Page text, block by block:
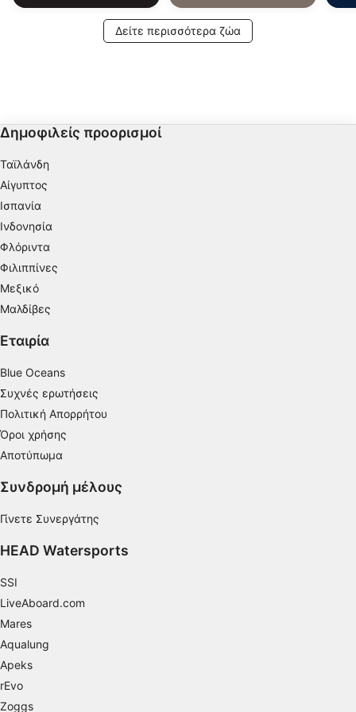
Δείτε περισσότερα ζώα
Δημοφιλείς προορισμοί
Ταϊλάνδη
Αίγυπτος
Ισπανία
Ινδονησία
Φλόριντα
Φιλιππίνες
Μεξικό
Μαλδίβες
Εταιρία
Blue Oceans
Συχνές ερωτήσεις
Πολιτική Απορρήτου
Όροι χρήσης
Αποτύπωμα
Συνδρομή μέλους
Γίνετε Συνεργάτης
HEAD Watersports
SSI
LiveAboard.com
Mares
Aqualung
Apeks
rEvo
Zoggs